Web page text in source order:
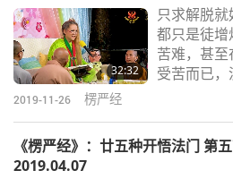
任何声音
真法，并
修观音法
魂，更高的
32:32
只求解脱
都只是徒
苦难，甚
受苦而已，
没去过影
超三界而
了，永远完
2019-11-26 楞严经
《楞严经》：廿五种开悟法门 第
2019.04.07